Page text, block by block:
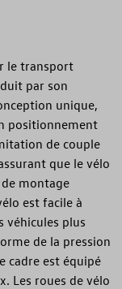
le transport
par son
unique,
positionnement
de couple
que le vélo
montage
est facile à
véhicules plus
de la pression
cadre est équipé
Les roues de vélo